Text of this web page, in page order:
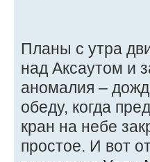
Планы с утра
над Аксаутом и
аномалия –
обеду, когда
кран на небе
простое. И вот